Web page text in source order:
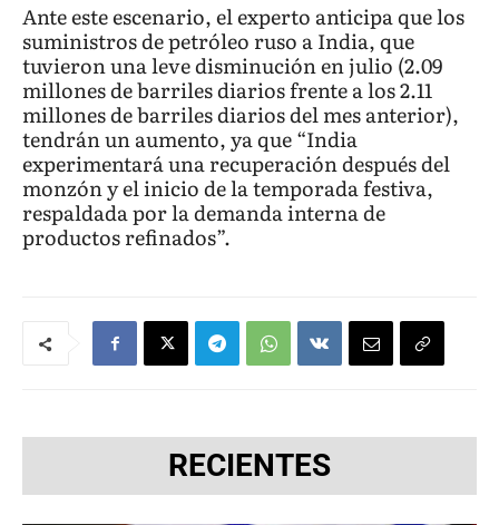
Ante este escenario, el experto anticipa que los
suministros de petróleo ruso a India, que
tuvieron una leve disminución en julio (2.09
millones de barriles diarios frente a los 2.11
millones de barriles diarios del mes anterior),
tendrán un aumento, ya que “India
experimentará una recuperación después del
monzón y el inicio de la temporada festiva,
respaldada por la demanda interna de
productos refinados”.
RECIENTES